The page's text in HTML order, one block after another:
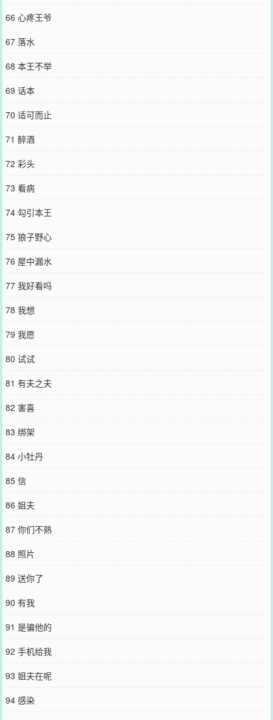
66 心疼王爷
67 落水
68 本王不举
69 话本
70 适可而止
71 醉酒
72 彩头
73 看病
74 勾引本王
75 狼子野心
76 屋中漏水
77 我好看吗
78 我想
79 我愿
80 试试
81 有夫之夫
82 害喜
83 绑架
84 小牡丹
85 信
86 姐夫
87 你们不熟
88 照片
89 送你了
90 有我
91 是骗他的
92 手机给我
93 姐夫在呢
94 感染